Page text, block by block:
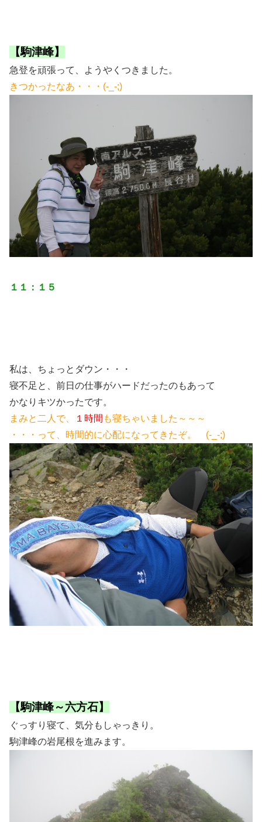
【駒津峰】
急登を頑張って、ようやくつきました。
きつかったなあ・・・(-_-;)
１１：１５
私は、ちょっとダウン・・・
寝不足と、前日の仕事がハードだったのもあって
かなりキツかったです。
まみと二人で、
１時間 も寝ちゃいました～～～
・・・って、時間的に心配になってきたぞ。 (-_-;)
【駒津峰～六方石】
ぐっすり寝て、気分もしゃっきり。
駒津峰の岩尾根を進みます。